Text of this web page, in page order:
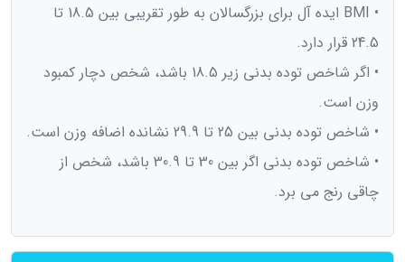
• BMI ایده آل برای بزرگسالان به طور تقریبی بین 18.5 تا
24.5 قرار دارد.
• اگر شاخص توده بدنی زیر 18.5 باشد، شخص دچار کمبود
وزن است.
• شاخص توده بدنی بین 25 تا 29.9 نشانده اضافه وزن است.
• شاخص توده بدنی اگر بین 30 تا 30.9 باشد، شخص از
چاقی رنج می برد.